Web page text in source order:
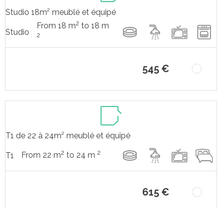
Studio 18m² meublé et équipé
Studio
From 18 m2 to 18 m
2
545 €
T1 de 22 à 24m² meublé et équipé
T1 From 22 m2 to 24 m 2
615 €